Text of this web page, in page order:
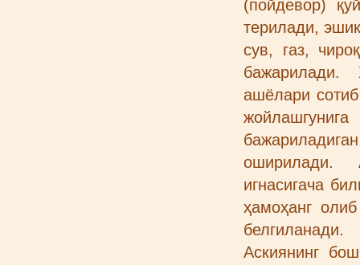
(пойдевор)
терилади,
сув, газ,
бажарилади.
ашёлари
оширилади.
игнасигача
ҳамоҳанг
белгиланади.
Аскиянинг